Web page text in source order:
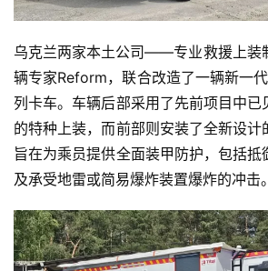
乌克兰两家本土公司——专业救援上装
辆专家Reform，联合改造了一辆新一
列卡车。车辆后部采用了先前项目中
的特种上装，而前部则安装了全新设计
旨在为乘员提供全面装甲防护，包括抵
及承受地雷或简易爆炸装置爆炸的冲击。